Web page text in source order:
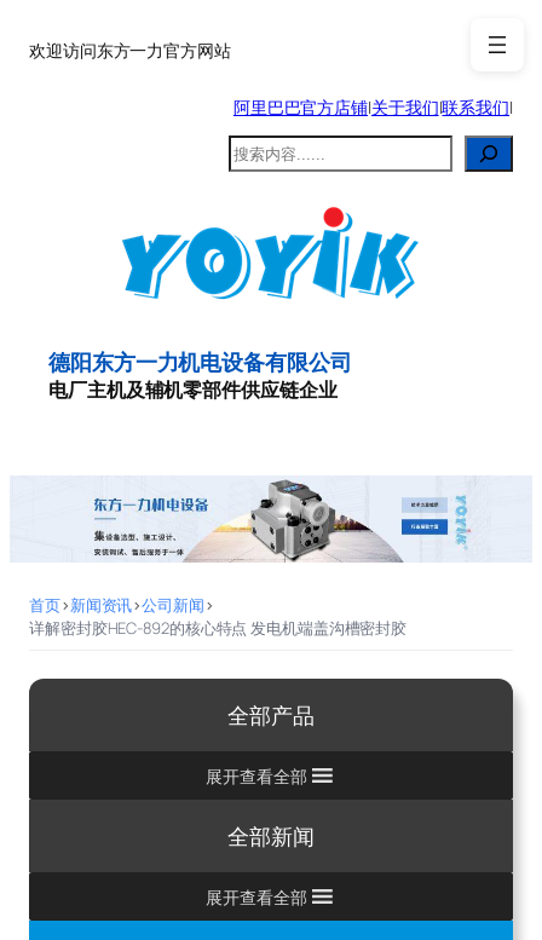
至欢迎访问东方一力官方网站
阿里巴巴官方店铺|关于我们|联系我们|
搜
索
德阳东方一力机电设备有限公司
电厂主机及辅机零部件供应链企业
首页>新闻资讯>公司新闻>
详解密封胶HEC-892的核心特点 发电机端盖沟槽密封胶
全部产品
展开查看全部
全部新闻
展开查看全部